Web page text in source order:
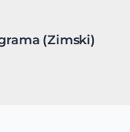
(Zimski)